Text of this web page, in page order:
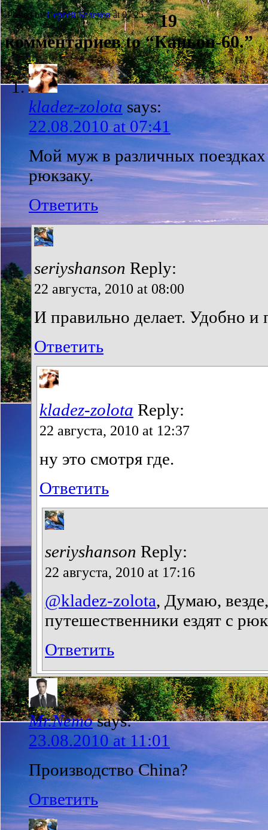
Posted byСергей Белеховat 07:25
19
комментариев to “Каньон-60.”
kladez-zolota says:
22.08.2010 at 07:41
Мой муж в различных поездках
рюкзаку.
Ответить
seriyshanson Reply:
22 августа, 2010 at 08:00
И правильно делает. Удобно и
Ответить
kladez-zolota Reply:
22 августа, 2010 at 12:37
ну это смотря где.
Ответить
seriyshanson Reply:
22 августа, 2010 at 17:16
@kladez-zolota, Думаю,
путешественники ездят с
Ответить
Mr.Nemo says:
23.08.2010 at 11:01
Производство China?
Ответить